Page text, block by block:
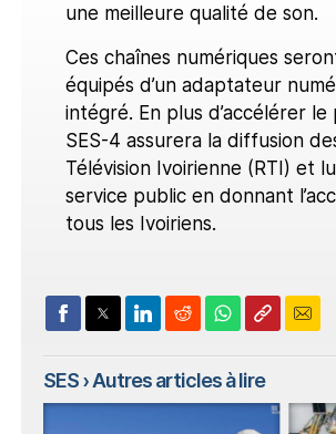
une meilleure qualité de son.
Ces chaînes numériques
équipés d’un adaptateur
intégré. En plus d’accélérer
SES-4 assurera la diffusion
Télévision Ivoirienne (RTI) et
service public en donnant
tous les Ivoiriens.
SES› Autres articles à lire